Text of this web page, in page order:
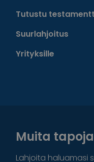
Tutustu
Suurlahjoitus
Yrityksille
Muita
Lahjoita haluamasi